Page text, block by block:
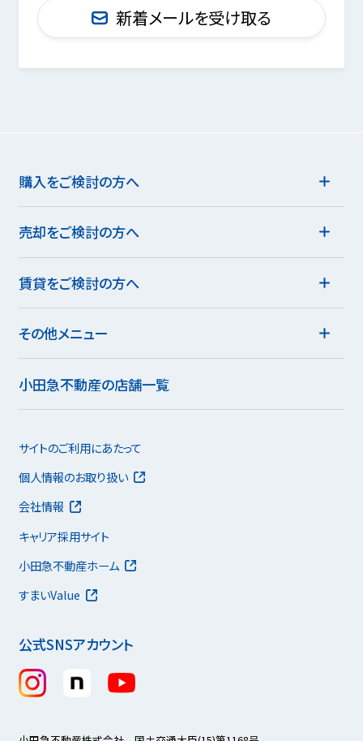
新着メールを受け取る
購入をご検討の方へ
売却をご検討の方へ
賃貸をご検討の方へ
その他メニュー
小田急不動産の店舗一覧
公式SNSアカウント
サイトのご利用にあたって
個人情報のお取り扱い
会社情報
キャリア採用サイト
小田急不動産ホーム
すまいValue